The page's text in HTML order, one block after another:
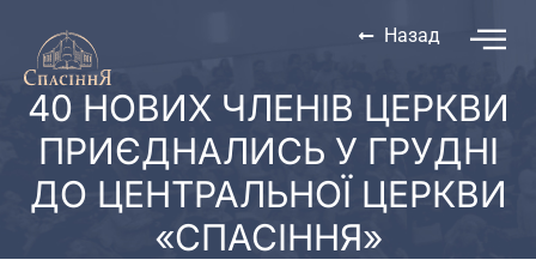
Назад
40 НОВИХ ЧЛЕНІВ ЦЕРКВИ
ПРИЄДНАЛИСЬ У ГРУДНІ
ДО ЦЕНТРАЛЬНОЇ ЦЕРКВИ
«СПАСІННЯ»